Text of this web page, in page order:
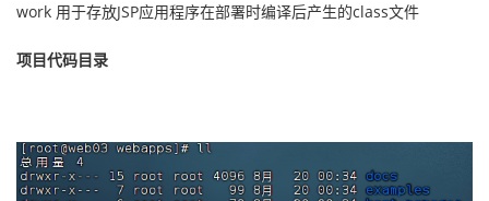
work 用于存放JSP应用程序在部署时编译后产生的class文件
项目代码目录